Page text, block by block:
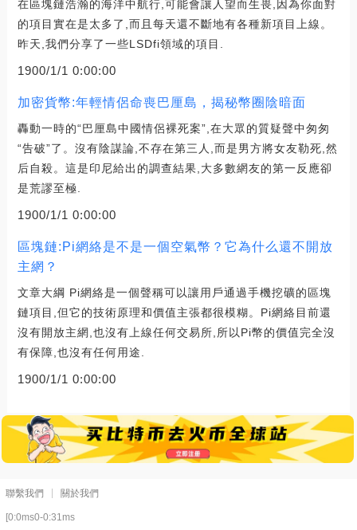
在區塊鏈浩瀚的海洋中航行,可能會讓人望而生畏,因為你面對
的項目實在是太多了,而且每天還不斷地有各種新項目上線。
昨天,我們分享了一些LSDfi領域的項目.
1900/1/1 0:00:00
加密貨幣:年輕情侶命喪巴厘島，揭秘幣圈陰暗面
轟動一時的“巴厘島中國情侶裸死案”,在大眾的質疑聲中匆匆
“告破”了。沒有陰謀論,不存在第三人,而是男方將女友勒死,然
后自殺。這是印尼給出的調查結果,大多數網友的第一反應卻
是荒謬至極.
1900/1/1 0:00:00
區塊鏈:Pi網絡是不是一個空氣幣？它為什么還不開放
主網？
文章大綱 Pi網絡是一個聲稱可以讓用戶通過手機挖礦的區塊
鏈項目,但它的技術原理和價值主張都很模糊。Pi網絡目前還
沒有開放主網,也沒有上線任何交易所,所以Pi幣的價值完全沒
有保障,也沒有任何用途.
1900/1/1 0:00:00
聯繫我們 關於我們
[0:0ms0-0:31ms